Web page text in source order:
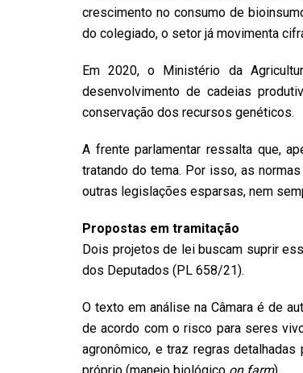
crescimento no consumo de
do colegiado, o setor já movimenta
Em 2020, o Ministério da
desenvolvimento de cadeias
conservação dos recursos genéticos.
A frente parlamentar ressalta que,
tratando do tema. Por isso, as
outras legislações esparsas, nem
Propostas em tramitação
Dois projetos de lei buscam suprir
dos Deputados (PL 658/21).
O texto em análise na Câmara é de
de acordo com o risco para seres
agronômico, e traz regras